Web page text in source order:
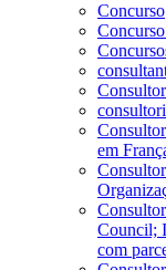
Concurso
Consultor
em
Council;
com